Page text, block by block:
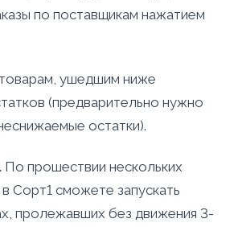
по поставщикам нажатием
ушедшим ниже
(предварительно нужно
остатки).
По прошествии нескольких
Сорт1 сможете запускать
пролежавших без движения 3-